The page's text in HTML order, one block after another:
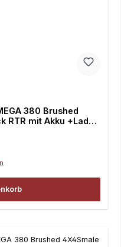
380 Brushed
RTR mit Akku +Lader,